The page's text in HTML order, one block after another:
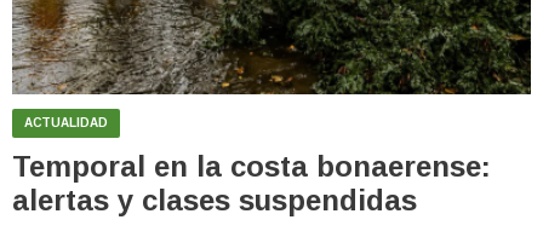
ACTUALIDAD
Temporal en la costa bonaerense:
alertas y clases suspendidas